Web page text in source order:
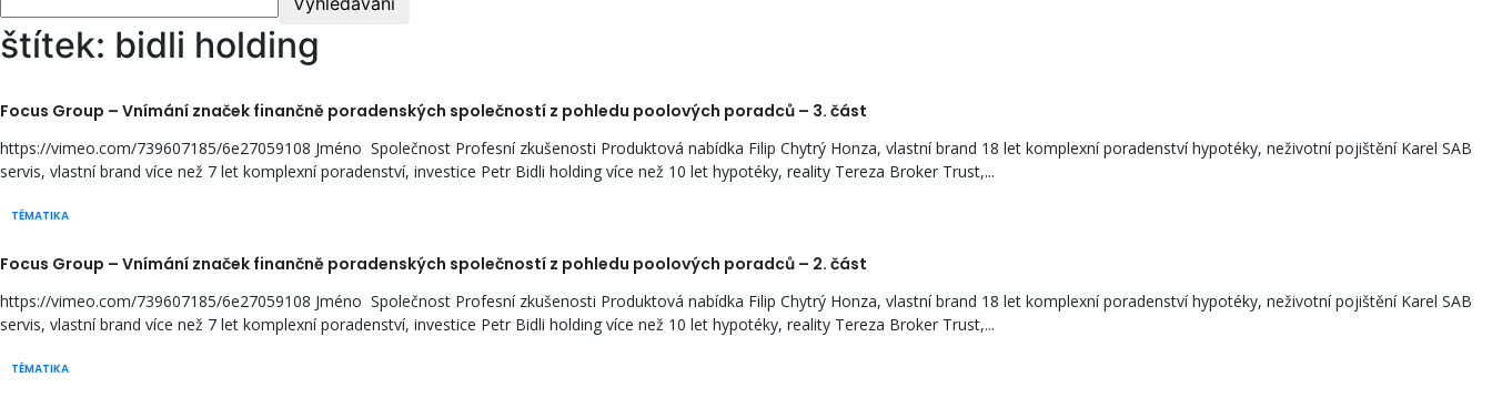
štítek: bidli holding
Focus Group – Vnímání značek finančně poradenských společností z pohledu poolových poradců – 3. část
TÉMATIKA
https://vimeo.com/739607185/6e27059108 Jméno Společnost Profesní zkušenosti Produktová nabídka Filip Chytrý Honza, vlastní brand 18 let komplexní poradenství hypotéky, neživotní pojištění Karel SAB
servis, vlastní brand více než 7 let komplexní poradenství, investice Petr Bidli holding více než 10 let hypotéky, reality Tereza Broker Trust,...
Focus Group – Vnímání značek finančně poradenských společností z pohledu poolových poradců – 2. část
TÉMATIKA
https://vimeo.com/739607185/6e27059108 Jméno Společnost Profesní zkušenosti Produktová nabídka Filip Chytrý Honza, vlastní brand 18 let komplexní poradenství hypotéky, neživotní pojištění Karel SAB
servis, vlastní brand více než 7 let komplexní poradenství, investice Petr Bidli holding více než 10 let hypotéky, reality Tereza Broker Trust,...